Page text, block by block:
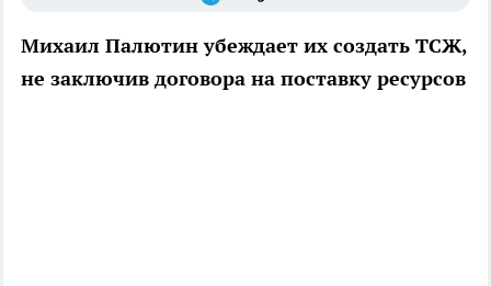
Михаил Палютин убеждает их создать ТСЖ,
не заключив договора на поставку ресурсов